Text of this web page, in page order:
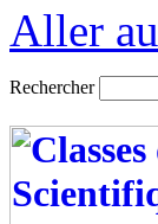
Aller
Rechercher